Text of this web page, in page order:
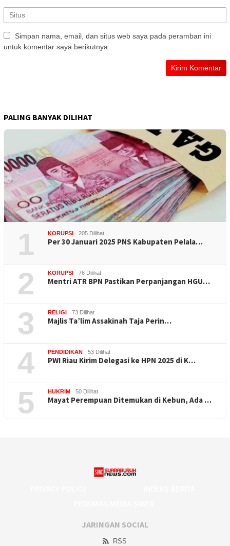
Simpan nama, email, dan situs web saya pada peramban ini
untuk komentar saya berikutnya.
PALING BANYAK DILIHAT
1 KORUPSI 205 Dilihat
Per 30 Januari 2025 PNS Kabupaten Pelala…
2 KORUPSI 76 Dilihat
Mentri ATR BPN Pastikan Perpanjangan HGU…
3 RELIGI 73 Dilihat
Majlis Ta’lim Assakinah Taja Perin…
4 PENDIDIKAN 53 Dilihat
PWI Riau Kirim Delegasi ke HPN 2025 di K…
5 HUKRIM 50 Dilihat
Mayat Perempuan Ditemukan di Kebun, Ada …
JARINGAN SOCIAL
RSS